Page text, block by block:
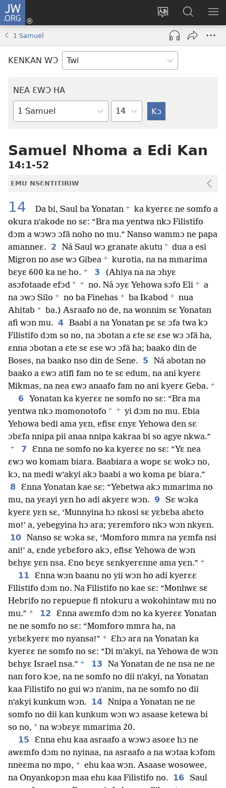
JW.ORG
Sesa
wɛbsaet
ha
kasa
Kɔ
Mu
(opens
window)
Hwehwɛ
JW.ORG
YI
1 Samuel
KENKAN WƆ
NEA ƐWƆ HA
Bible
Nhoma
Ti
Samuel Nhoma a Edi Kan
14:1-52
EMU NSƐNTITIRIW
14 Da bi, Saul ba Yonatan +
ka kyerɛɛ ne somfo a
okura n’akode no sɛ: “Bra ma yentwa nkɔ Filistifo
dɔm a wɔwɔ ɔfã noho no mu.” Nanso wammɔ ne papa
amanneɛ. 2 Ná Saul wɔ granate akutu * dua a esi
Migron no ase wɔ Gibea +
kurotia, na na mmarima
bɛyɛ 600 ka ne ho. + 3
(Ahiya na na ɔhyɛ
asɔfotaade efɔd * + no. Ná ɔyɛ Yehowa sɔfo Eli +
a
na ɔwɔ Silo + no ba Finehas + ba Ikabod +
nua
Ahitab +
ba.) Asraafo no de, na wonnim sɛ Yonatan
afi wɔn mu. 4 Baabi a na Yonatan pɛ sɛ ɔfa twa kɔ
Filistifo dɔm so no, na ɔbotan a ɛte sɛ ɛse wɔ ɔfã ha,
ɛnna ɔbotan a ɛte sɛ ɛse wɔ ɔfã ha; baako din de
Boses, na baako nso din de Sene. 5
Ná abotan no
baako a ɛwɔ atifi fam no te sɛ edum, na ani kyerɛ
Mikmas, na nea ɛwɔ anaafo fam no ani kyerɛ Geba. +
6
Yonatan ka kyerɛɛ ne somfo no sɛ: “Bra ma
yentwa nkɔ momonotofo * +
yi dɔm no mu. Ebia
Yehowa bedi ama yɛn, efisɛ ɛnyɛ Yehowa den sɛ
ɔbɛfa nnipa pii anaa nnipa kakraa bi so agye nkwa.”
+ 7
Ɛnna ne somfo no ka kyerɛɛ no sɛ: “Yɛ nea
ɛwɔ wo komam biara. Baabiara a wopɛ sɛ wokɔ no,
kɔ, na medi w’akyi akɔ baabi a wo koma pɛ biara.”
8
Ɛnna Yonatan kae sɛ: “Yebetwa akɔ mmarima no
mu, na yɛayi yɛn ho adi akyerɛ wɔn. 9
Sɛ wɔka
kyerɛ yɛn sɛ, ‘Munnyina hɔ nkosi sɛ yɛbɛba abɛto
mo!’ a, yebegyina hɔ ara; yɛremforo nkɔ wɔn nkyɛn.
10 Nanso sɛ wɔka sɛ, ‘Momforo mmra na yɛmfa nsi
ani!’ a, ɛnde yɛbɛforo akɔ, efisɛ Yehowa de wɔn
bɛhyɛ yɛn nsa. Ɛno bɛyɛ sɛnkyerɛnne ama yɛn.” +
11
Ɛnna wɔn baanu no yii wɔn ho adi kyerɛɛ
Filistifo dɔm no. Na Filistifo no kae sɛ: “Monhwɛ sɛ
Hebrifo no repuepue fi ntokuru a wokohintaw mu no
mu.” + 12
Ɛnna awɛmfo dɔm no ka kyerɛɛ Yonatan
ne ne somfo no sɛ: “Momforo mmra ha, na
yɛbɛkyerɛ mo nyansa!” +
Ɛhɔ ara na Yonatan ka
kyerɛɛ ne somfo no sɛ: “Di m’akyi, na Yehowa de wɔn
bɛhyɛ Israel nsa.” + 13
Na Yonatan de ne nsa ne ne
nan foro kɔe, na ne somfo no dii n’akyi, na Yonatan
kaa Filistifo no gui wɔ n’anim, na ne somfo no dii
n’akyi kunkum wɔn. 14 Nnipa a Yonatan ne ne
somfo no dii kan kunkum wɔn wɔ asaase ketewa bi
so no, * na wɔbɛyɛ mmarima 20.
15
Ɛnna ehu kaa asraafo a wɔwɔ asoɛe hɔ ne
awɛmfo dɔm no nyinaa, na asraafo a na wɔtaa kɔfom
nneɛma no mpo, +
ehu kaa wɔn. Asaase wosowee,
na Onyankopɔn maa ehu kaa Filistifo no. 16 Saul